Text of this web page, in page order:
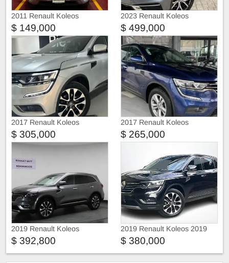
2011 Renault Koleos
$ 149,000
2023 Renault Koleos
$ 499,000
2017 Renault Koleos
$ 305,000
2017 Renault Koleos
$ 265,000
2019 Renault Koleos
$ 392,800
2019 Renault Koleos 2019
$ 380,000